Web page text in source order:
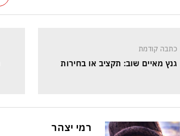
כתבה קודמת
גנץ מאיים שוב: תקציב או בחירות
רמי יצהר